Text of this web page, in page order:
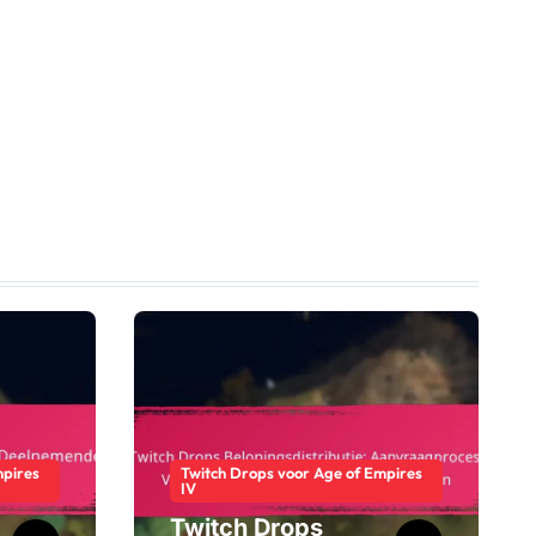
Twitch Drops voor Age of Empires
IV
Twitch Drops